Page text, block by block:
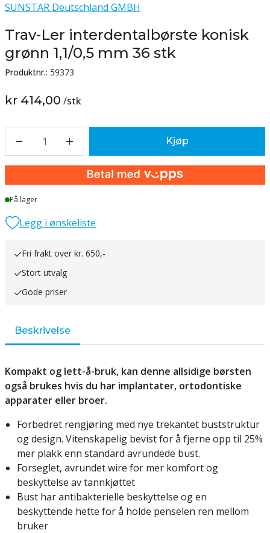
SUNSTAR Deutschland GMBH
Trav-Ler interdentalbørste konisk
grønn 1,1/0,5 mm 36 stk
Produktnr.: 59373
kr 414,00 /stk
1 Kjøp
På lager
Legg i ønskeliste
Fri frakt over kr. 650,-
Stort utvalg
Gode priser
Beskrivelse
Kompakt og lett-å-bruk, kan denne allsidige børsten
også brukes hvis du har implantater, ortodontiske
apparater eller broer.
Forbedret rengjøring med nye trekantet buststruktur
og design. Vitenskapelig bevist for å fjerne opp til 25%
mer plakk enn standard avrundede bust.
Forseglet, avrundet wire for mer komfort og
beskyttelse av tannkjøttet
Bust har antibakterielle beskyttelse og en
beskyttende hette for å holde penselen ren mellom
bruker